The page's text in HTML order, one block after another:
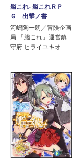
艦これ‐ 艦これＲＰ
Ｇ 出撃ノ書
河嶋陶一朗／冒険企画
局 「艦これ」運営鎮
守府 ヒライユキオ